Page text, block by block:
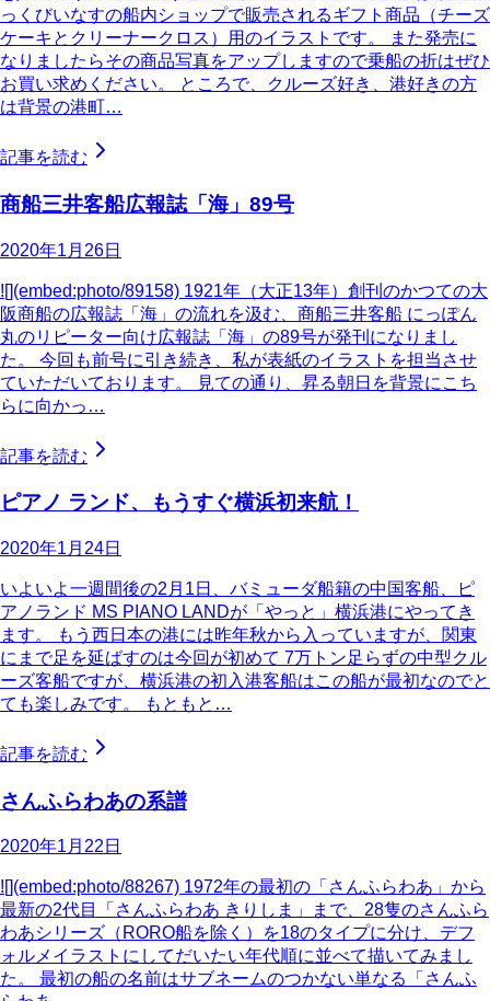
っくびいなすの船内ショップで販売されるギフト商品（チーズ
ケーキとクリーナークロス）用のイラストです。 また発売に
なりましたらその商品写真をアップしますので乗船の折はぜひ
お買い求めください。 ところで、クルーズ好き、港好きの方
は背景の港町…
記事を読む
商船三井客船広報誌「海」89号
2020年1月26日
![](embed:photo/89158) 1921年（大正13年）創刊のかつての大
阪商船の広報誌「海」の流れを汲む、商船三井客船 にっぽん
丸のリピーター向け広報誌「海」の89号が発刊になりまし
た。 今回も前号に引き続き、私が表紙のイラストを担当させ
ていただいております。 見ての通り、昇る朝日を背景にこち
らに向かっ…
記事を読む
ピアノ ランド、もうすぐ横浜初来航！
2020年1月24日
いよいよ一週間後の2月1日、バミューダ船籍の中国客船、ピ
アノランド MS PIANO LANDが「やっと」横浜港にやってき
ます。 もう西日本の港には昨年秋から入っていますが、関東
にまで足を延ばすのは今回が初めて 7万トン足らずの中型クル
ーズ客船ですが、横浜港の初入港客船はこの船が最初なのでと
ても楽しみです。 もともと…
記事を読む
さんふらわあの系譜
2020年1月22日
![](embed:photo/88267) 1972年の最初の「さんふらわあ」から
最新の2代目「さんふらわあ きりしま」まで、28隻のさんふら
わあシリーズ（RORO船を除く）を18のタイプに分け、デフ
ォルメイラストにしてだいたい年代順に並べて描いてみまし
た。 最初の船の名前はサブネームのつかない単なる「さんふ